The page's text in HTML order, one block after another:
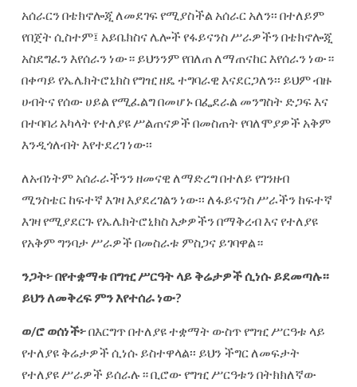
አሰራርን በቴክኖሎጂ ለመደገፍ የሚያስችል አሰራር አለን፡፡ በተለይም
የበጀት ሲስተም፤ አይቤክስና ሌሎች የፋይናንስ ሥራዎችን በቴክኖሎጂ
አስደግፈን እየሰራን ነው። ይህንንም የበለጠ ለማጠናከር እየሰራን ነው።
በቀጣይ የኤሌክትሮኒክስ የግዢ ዘዴ ተግባራዊ እናደርጋለን፡፡ ይህም ብዙ
ሀብትና የሰው ሀይል የሚፈልግ በመሆኑ በፌደራል መንግስት ድጋፍ እና
በተባባሪ አካላት የተለያዩ ሥልጠናዎች በመስጠት የባለሞያዎች አቅም
እንዲጎለብት እየተደረገ ነው፡፡
ለአብነትም አሰራራችንን ዘመናዊ ለማድረግ በተለይ የገንዘብ
ሚንስቴር ከፍተኛ እገዛ እያደረገልን ነው፡፡ ለፋይናንስ ሥራችን ከፍተኛ
እገዛ የሚያደርጉ የኤሌክትሮኒክስ እቃዎችን በማቅረብ እና የተለያዩ
የአቅም ግንባታ ሥራዎች በመስራቱ ምስጋና ይገባዋል።
ንጋት፦በየተቋማቱበግዢሥርዓት ላይ ቅሬታዎችሲነሱ ይደመጣሉ፡፡
ይህንለመቅረፍ ምንእየተሰራ ነው?
ወ/ሮ ወሰነች፦በእርግጥ በተለያዩ ተቋማት ውስጥ የግዢ ሥርዓቱ ላይ
የተለያዩ ቅሬታዎች ሲነሱ ይስተዋላል፡፡ ይህን ችግር ለመፍታት
የተለያዩ ሥራዎች ይሰራሉ። ቢሮው የግዢ ሥርዓቱን በትክክለኛው